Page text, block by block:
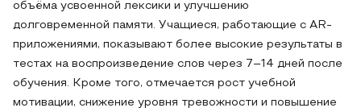
объёма усвоенной лексики и улучшению
долговременной памяти. Учащиеся, работающие с AR-
приложениями, показывают более высокие результаты в
тестах на воспроизведение слов через 7–14 дней после
обучения. Кроме того, отмечается рост учебной
мотивации, снижение уровня тревожности и повышение